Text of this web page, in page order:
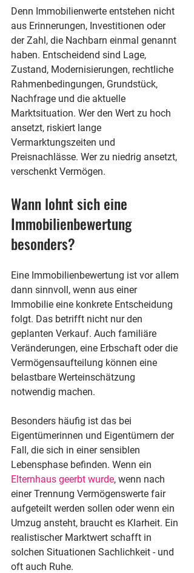
Denn Immobilienwerte entstehen nicht
aus Erinnerungen, Investitionen oder
der Zahl, die Nachbarn einmal genannt
haben. Entscheidend sind Lage,
Zustand, Modernisierungen, rechtliche
Rahmenbedingungen, Grundstück,
Nachfrage und die aktuelle
Marktsituation. Wer den Wert zu hoch
ansetzt, riskiert lange
Vermarktungszeiten und
Preisnachlässe. Wer zu niedrig ansetzt,
verschenkt Vermögen.
Wann lohnt sich eine
Immobilienbewertung
besonders?
Eine Immobilienbewertung ist vor allem
dann sinnvoll, wenn aus einer
Immobilie eine konkrete Entscheidung
folgt. Das betrifft nicht nur den
geplanten Verkauf. Auch familiäre
Veränderungen, eine Erbschaft oder die
Vermögensaufteilung können eine
belastbare Werteinschätzung
notwendig machen.
Besonders häufig ist das bei
Eigentümerinnen und Eigentümern der
Fall, die sich in einer sensiblen
Lebensphase befinden. Wenn ein
Elternhaus geerbt wurde, wenn nach
einer Trennung Vermögenswerte fair
aufgeteilt werden sollen oder wenn ein
Umzug ansteht, braucht es Klarheit. Ein
realistischer Marktwert schafft in
solchen Situationen Sachlichkeit - und
oft auch Ruhe.